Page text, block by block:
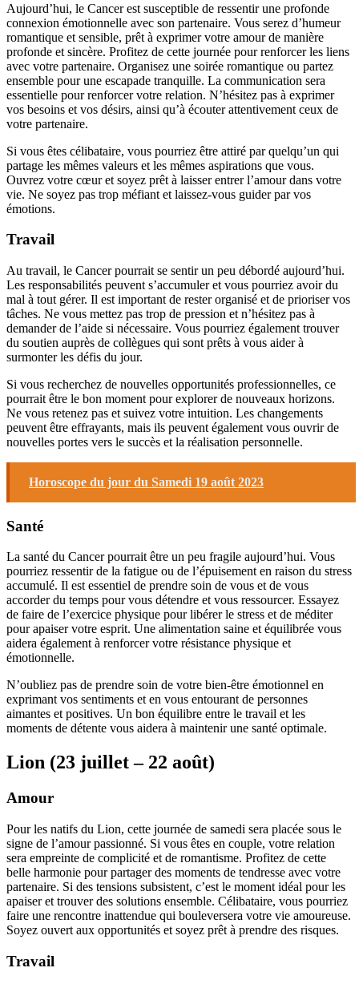
Aujourd’hui, le Cancer est susceptible de ressentir une profonde
connexion émotionnelle avec son partenaire. Vous serez d’humeur
romantique et sensible, prêt à exprimer votre amour de manière
profonde et sincère. Profitez de cette journée pour renforcer les liens
avec votre partenaire. Organisez une soirée romantique ou partez
ensemble pour une escapade tranquille. La communication sera
essentielle pour renforcer votre relation. N’hésitez pas à exprimer
vos besoins et vos désirs, ainsi qu’à écouter attentivement ceux de
votre partenaire.
Si vous êtes célibataire, vous pourriez être attiré par quelqu’un qui
partage les mêmes valeurs et les mêmes aspirations que vous.
Ouvrez votre cœur et soyez prêt à laisser entrer l’amour dans votre
vie. Ne soyez pas trop méfiant et laissez-vous guider par vos
émotions.
Travail
Au travail, le Cancer pourrait se sentir un peu débordé aujourd’hui.
Les responsabilités peuvent s’accumuler et vous pourriez avoir du
mal à tout gérer. Il est important de rester organisé et de prioriser vos
tâches. Ne vous mettez pas trop de pression et n’hésitez pas à
demander de l’aide si nécessaire. Vous pourriez également trouver
du soutien auprès de collègues qui sont prêts à vous aider à
surmonter les défis du jour.
Si vous recherchez de nouvelles opportunités professionnelles, ce
pourrait être le bon moment pour explorer de nouveaux horizons.
Ne vous retenez pas et suivez votre intuition. Les changements
peuvent être effrayants, mais ils peuvent également vous ouvrir de
nouvelles portes vers le succès et la réalisation personnelle.
Horoscope du jour du Samedi 19 août 2023
Santé
La santé du Cancer pourrait être un peu fragile aujourd’hui. Vous
pourriez ressentir de la fatigue ou de l’épuisement en raison du stress
accumulé. Il est essentiel de prendre soin de vous et de vous
accorder du temps pour vous détendre et vous ressourcer. Essayez
de faire de l’exercice physique pour libérer le stress et de méditer
pour apaiser votre esprit. Une alimentation saine et équilibrée vous
aidera également à renforcer votre résistance physique et
émotionnelle.
N’oubliez pas de prendre soin de votre bien-être émotionnel en
exprimant vos sentiments et en vous entourant de personnes
aimantes et positives. Un bon équilibre entre le travail et les
moments de détente vous aidera à maintenir une santé optimale.
Lion (23 juillet – 22 août)
Amour
Pour les natifs du Lion, cette journée de samedi sera placée sous le
signe de l’amour passionné. Si vous êtes en couple, votre relation
sera empreinte de complicité et de romantisme. Profitez de cette
belle harmonie pour partager des moments de tendresse avec votre
partenaire. Si des tensions subsistent, c’est le moment idéal pour les
apaiser et trouver des solutions ensemble. Célibataire, vous pourriez
faire une rencontre inattendue qui bouleversera votre vie amoureuse.
Soyez ouvert aux opportunités et soyez prêt à prendre des risques.
Travail